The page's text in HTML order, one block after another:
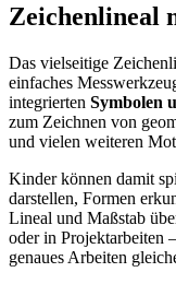
Zeichenlineal
Das vielseitige
einfaches
integrierten Symbolen
zum Zeichnen von
und vielen weiteren
Kinder können damit
darstellen, Formen
Lineal und Maßstab
oder in Projektarbeiten
genaues Arbeiten